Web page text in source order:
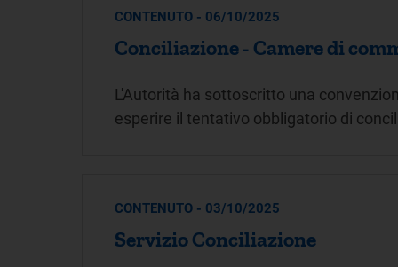
CONTENUTO - 06/10/2025
Conciliazione - Camere di
L'Autorità ha sottoscritto una
esperire il tentativo obbligatorio di
CONTENUTO - 03/10/2025
Servizio Conciliazione